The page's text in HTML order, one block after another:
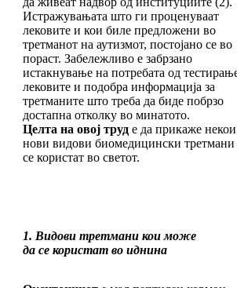
Истражувањата што ги проценуваат
лековите и кои биле предложени во
третманот на аутизмот, постојано се во
пораст. Забележливо е забрзано
истакнување на потребата од
лековите и подобра информација за
третманите што треба да биде побрзо
достапна отколку во минатото.
Целта на овој труде да прикаже некои
нови видови биомедицински
се користат во светот.
1. Видови третмани кои може
да се користат во иднина